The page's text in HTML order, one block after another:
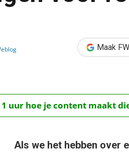
Maak
1 uur hoe je content maakt
Als we het hebben over